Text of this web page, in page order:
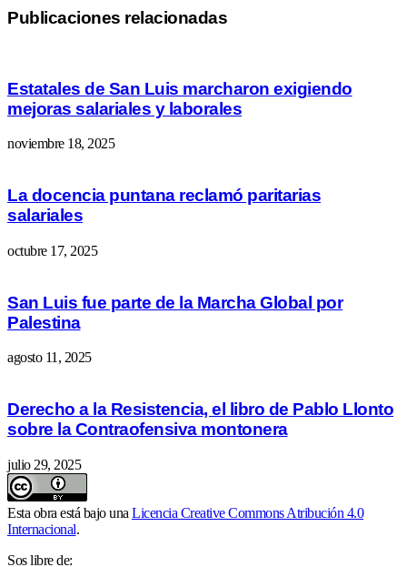
Publicaciones relacionadas
Estatales de San Luis marcharon exigiendo
mejoras salariales y laborales
noviembre 18, 2025
La docencia puntana reclamó paritarias
salariales
octubre 17, 2025
San Luis fue parte de la Marcha Global por
Palestina
agosto 11, 2025
Derecho a la Resistencia, el libro de Pablo Llonto
sobre la Contraofensiva montonera
julio 29, 2025
Esta obra está bajo una Licencia Creative Commons Atribución 4.0
Internacional.
Sos libre de: